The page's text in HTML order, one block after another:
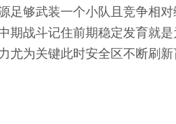
足够武装一个小队且竞争相
期战斗记住前期稳定发育就
尤为关键此时安全区不断刷